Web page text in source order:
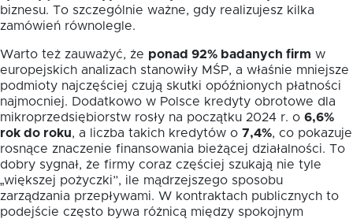
biznesu. To szczególnie ważne, gdy realizujesz kilka
zamówień równolegle.
Warto też zauważyć, że ponad 92% badanych firm w
europejskich analizach stanowiły MŚP, a właśnie mniejsze
podmioty najczęściej czują skutki opóźnionych płatności
najmocniej. Dodatkowo w Polsce kredyty obrotowe dla
mikroprzedsiębiorstw rosły na początku 2024 r. o 6,6%
rok do roku, a liczba takich kredytów o 7,4%, co pokazuje
rosnące znaczenie finansowania bieżącej działalności. To
dobry sygnał, że firmy coraz częściej szukają nie tyle
„większej pożyczki”, ile mądrzejszego sposobu
zarządzania przepływami. W kontraktach publicznych to
podejście często bywa różnicą między spokojnym